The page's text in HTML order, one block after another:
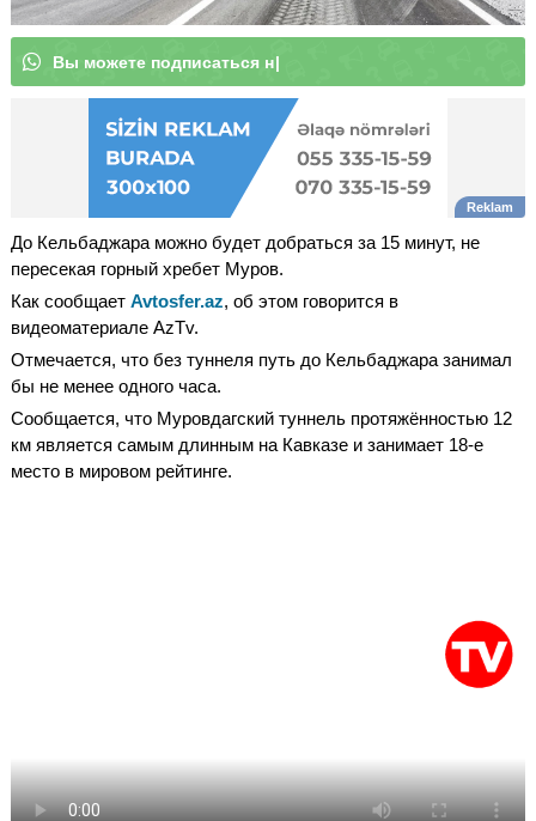
Вы
До Кельбаджара можно будет добраться за 15 минут, не
пересекая горный хребет Муров.
Как сообщает Avtosfer.az, об этом говорится в
видеоматериале AzTv.
Отмечается, что без туннеля путь до Кельбаджара занимал
бы не менее одного часа.
Сообщается, что Муровдагский туннель протяжённостью 12
км является самым длинным на Кавказе и занимает 18-е
место в мировом рейтинге.